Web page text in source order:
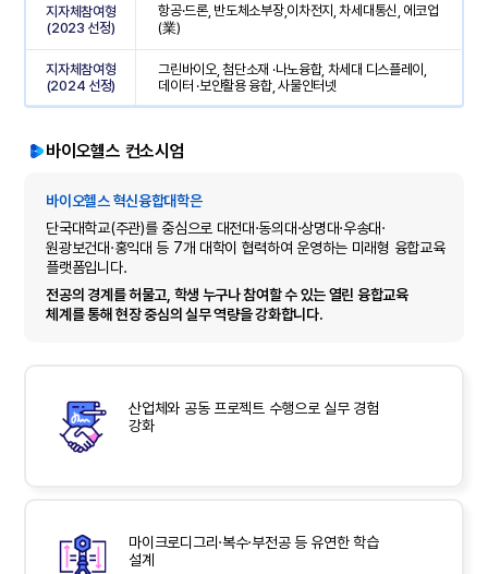
지자체참여형
(2023 선정)
항공·드론, 반도체소부장,이차전지, 차세대통신, 에코업
(業)
지자체참여형
(2024 선정)
그린바이오, 첨단소재 ·나노융합, 차세대 디스플레이,
데이터 ·보안활용 융합, 사물인터넷
바이오헬스 컨소시엄
바이오헬스 혁신융합대학은
단국대학교(주관)를 중심으로 대전대·동의대·상명대·우송대·
원광보건대·홍익대 등 7개 대학이 협력하여 운영하는 미래형 융합교육
플랫폼입니다.
전공의 경계를 허물고, 학생 누구나 참여할 수 있는 열린 융합교육
체계를 통해 현장 중심의 실무 역량을 강화합니다.
산업체와 공동 프로젝트 수행으로 실무 경험
강화
마이크로디그리·복수·부전공 등 유연한 학습
설계